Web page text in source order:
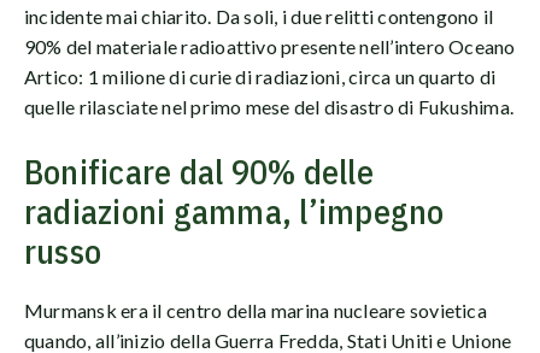
incidente mai chiarito. Da soli, i due relitti contengono il
90% del materiale radioattivo presente nell’intero Oceano
Artico: 1 milione di curie di radiazioni, circa un quarto di
quelle rilasciate nel primo mese del disastro di Fukushima.
Bonificare dal 90% delle
radiazioni gamma, l’impegno
russo
Murmansk era il centro della marina nucleare sovietica
quando, all’inizio della Guerra Fredda, Stati Uniti e Unione